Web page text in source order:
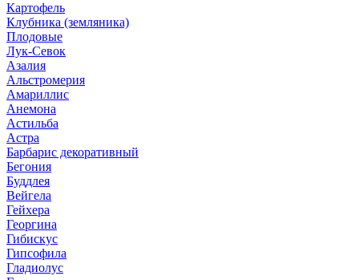
Картофель
Клубника (земляника)
Плодовые
Лук-Севок
Азалия
Альстромерия
Амариллис
Анемона
Астильба
Астра
Барбарис декоративный
Бегония
Буддлея
Вейгела
Гейхера
Георгина
Гибискус
Гипсофила
Гладиолус